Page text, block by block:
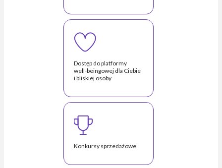
Dostęp do platformy
well-beingowej dla Ciebie
i bliskiej osoby
Konkursy sprzedażowe